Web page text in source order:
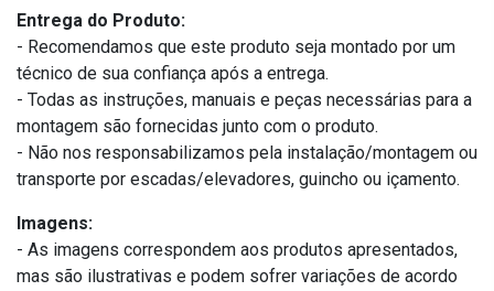
Entrega do Produto:
- Recomendamos que este produto seja montado por um
técnico de sua confiança após a entrega.
- Todas as instruções, manuais e peças necessárias para a
montagem são fornecidas junto com o produto.
- Não nos responsabilizamos pela instalação/montagem ou
transporte por escadas/elevadores, guincho ou içamento.
Imagens:
- As imagens correspondem aos produtos apresentados,
mas são ilustrativas e podem sofrer variações de acordo